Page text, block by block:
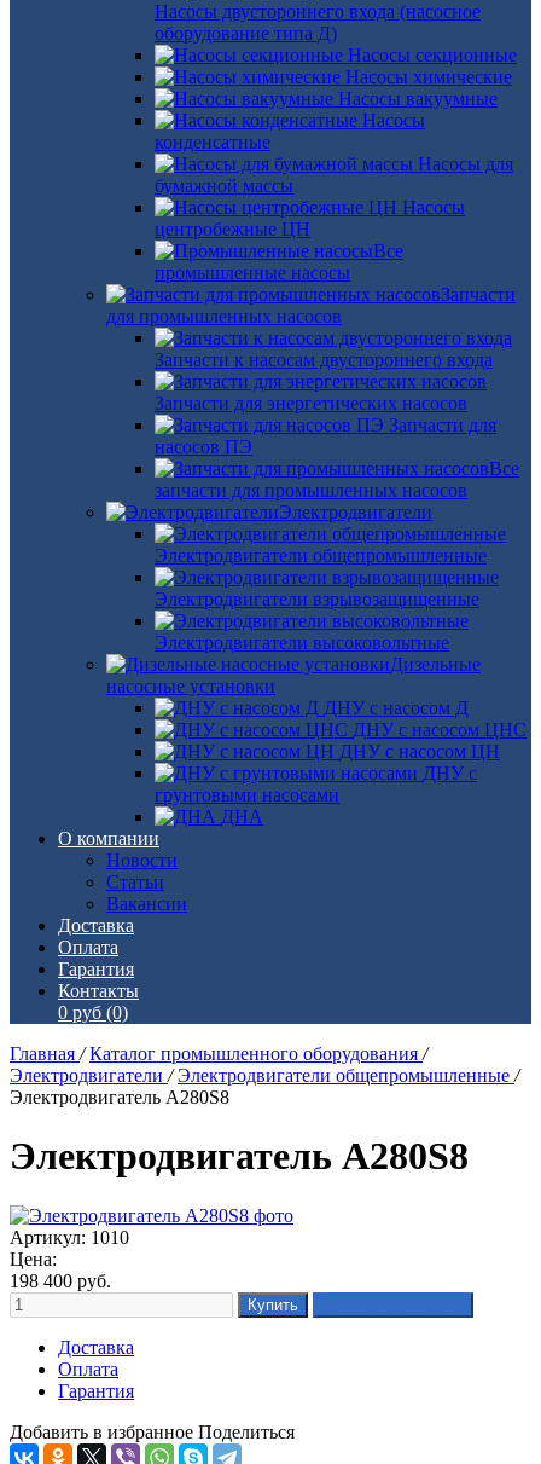
Насосы двустороннего входа (насосное
оборудование типа Д)
Насосы секционные
Насосы химические
Насосы вакуумные
Насосы
конденсатные
Насосы для
бумажной массы
Насосы
центробежные ЦН
Все
промышленные насосы
Запчасти
для промышленных насосов
Запчасти к насосам двустороннего входа
Запчасти для энергетических насосов
Запчасти для
насосов ПЭ
Все
запчасти для промышленных насосов
Электродвигатели
Электродвигатели общепромышленные
Электродвигатели взрывозащищенные
Электродвигатели высоковольтные
Дизельные
насосные установки
ДНУ с насосом Д
ДНУ с насосом ЦНС
ДНУ с насосом ЦН
ДНУ с
грунтовыми насосами
ДНА
О компании
Новости
Статьи
Вакансии
Доставка
Оплата
Гарантия
Контакты
0 руб (0)
Главная / Каталог промышленного оборудования /
Электродвигатели / Электродвигатели общепромышленные /
Электродвигатель А280S8
Электродвигатель А280S8
Артикул: 1010
Цена:
198 400 руб.
Доставка
Оплата
Гарантия
Добавить в избранное Поделиться